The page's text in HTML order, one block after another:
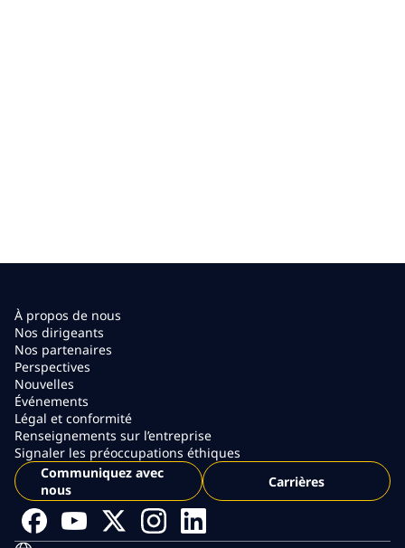
À propos de nous
Nos dirigeants
Nos partenaires
Perspectives
Nouvelles
Événements
Légal et conformité
Renseignements sur l’entreprise
Signaler les préoccupations éthiques
Communiquez avec
nous
Carrières